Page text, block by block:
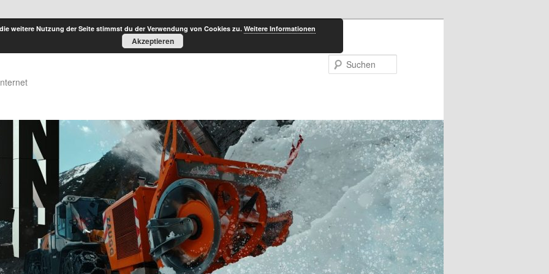
weitere Nutzung der Seite stimmst du der Verwendung von Cookies zu. Weitere Informationen
Akzeptieren